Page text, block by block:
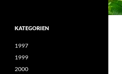
KATEGORIEN
1997
1999
2000